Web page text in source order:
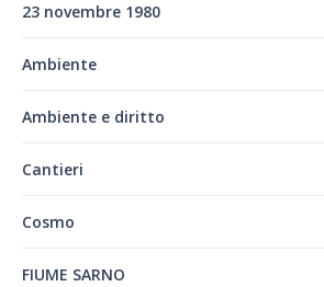
23 novembre 1980
Ambiente
Ambiente e diritto
Cantieri
Cosmo
FIUME SARNO